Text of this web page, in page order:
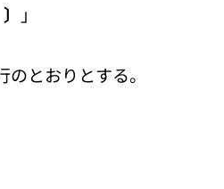
」
とおりとする。